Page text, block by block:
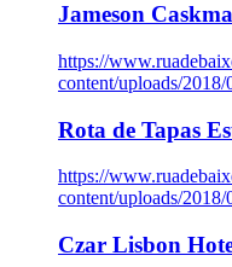
Jameson
https://
content/uploads/
Rota de Tapas
https://
content/uploads/
Czar Lisbon